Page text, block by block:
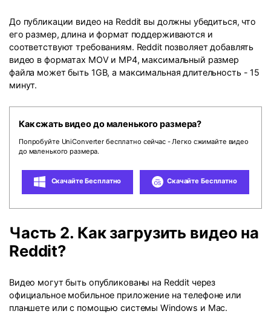
До публикации видео на Reddit вы должны убедиться, что
его размер, длина и формат поддерживаются и
соответствуют требованиям. Reddit позволяет добавлять
видео в форматах MOV и MP4, максимальный размер
файла может быть 1GB, а максимальная длительность - 15
минут.
Как сжать видео до маленького размера?
Попробуйте UniConverter бесплатно сейчас - Легко сжимайте видео
до маленького размера.
Скачайте Бесплатно Скачайте Бесплатно
Часть 2. Как загрузить видео на
Reddit?
Видео могут быть опубликованы на Reddit через
официальное мобильное приложение на телефоне или
планшете или с помощью системы Windows и Mac.